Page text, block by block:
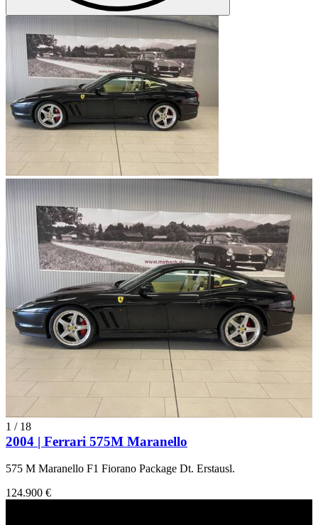
1 / 18
2004 | Ferrari 575M Maranello
575 M Maranello F1 Fiorano Package Dt. Erstausl.
124.900 €